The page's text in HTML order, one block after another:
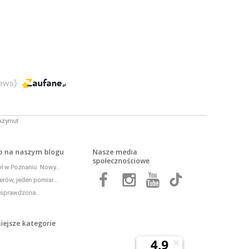
na naszym blogu
w Poznaniu. Nowy...
jeden pomiar...
kategorie
Nasze media
społecznościowe